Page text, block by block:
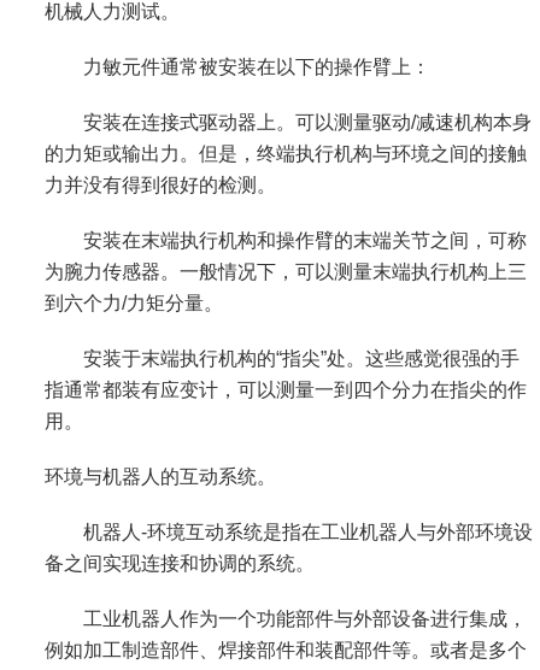
机械人力测试。
力敏元件通常被安装在以下的操作臂上：
安装在连接式驱动器上。可以测量驱动/减速机构本身
的力矩或输出力。但是，终端执行机构与环境之间的接触
力并没有得到很好的检测。
安装在末端执行机构和操作臂的末端关节之间，可称
为腕力传感器。一般情况下，可以测量末端执行机构上三
到六个力/力矩分量。
安装于末端执行机构的“指尖”处。这些感觉很强的手
指通常都装有应变计，可以测量一到四个分力在指尖的作
用。
环境与机器人的互动系统。
机器人-环境互动系统是指在工业机器人与外部环境设
备之间实现连接和协调的系统。
工业机器人作为一个功能部件与外部设备进行集成，
例如加工制造部件、焊接部件和装配部件等。或者是多个